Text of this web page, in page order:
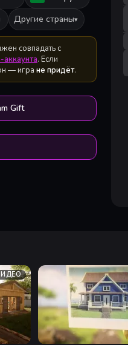
играть как в
в сюжетном режиме.
Другие страны▾
совпадать с
. Если
— игра не придёт.
Gift